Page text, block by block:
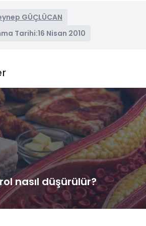
GÜÇLÜCAN
Tarihi:16 Nisan 2010
nasıl düşürülür?